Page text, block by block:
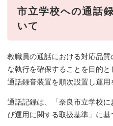
市立学校への通話
いて
教職員の通話における対応品
な執行を確保することを目的
通話録音装置を順次設置し運用
通話記録は、「奈良市立学校
び運用に関する取扱基準」に基